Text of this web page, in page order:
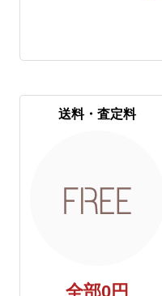
送料・査定料
全部0円